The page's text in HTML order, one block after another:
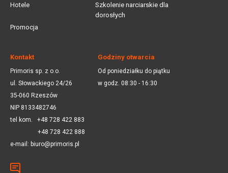
Hotele
Szkolenie narciarskie dla
dorosłych
Promocja
Kontakt
Primoris sp. z o.o.
ul. Słowackiego 24/26
35-060 Rzeszów
NIP 8133482746
tel kom. +48 728 422 883
+48 728 422 888
e-mail: biuro@primoris.pl
Godziny otwarcia
Od poniedziałku do piątku
w godz. 08:30 - 16:30